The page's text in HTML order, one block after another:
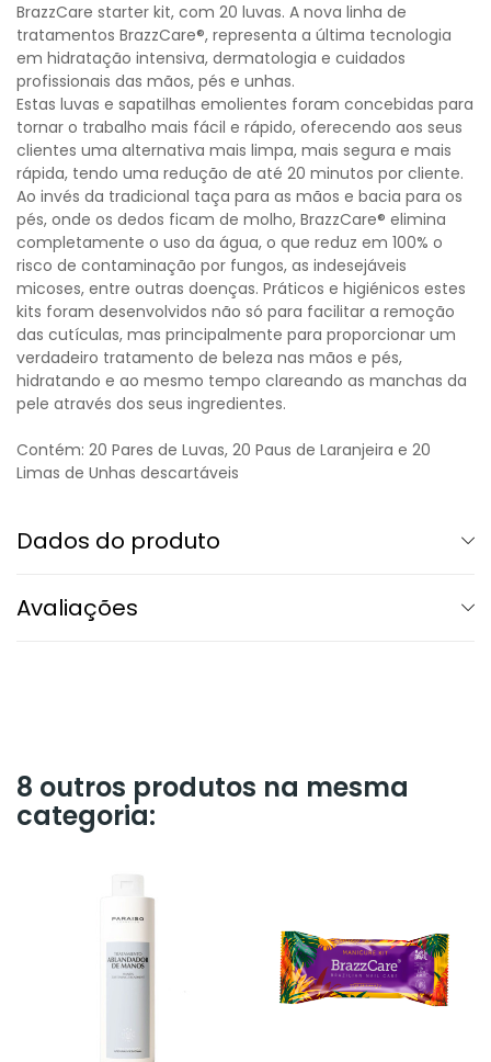
BrazzCare starter kit, com 20 luvas. A nova linha de
tratamentos BrazzCare®, representa a última tecnologia
em hidratação intensiva, dermatologia e cuidados
profissionais das mãos, pés e unhas.
Estas luvas e sapatilhas emolientes foram concebidas para
tornar o trabalho mais fácil e rápido, oferecendo aos seus
clientes uma alternativa mais limpa, mais segura e mais
rápida, tendo uma redução de até 20 minutos por cliente.
Ao invés da tradicional taça para as mãos e bacia para os
pés, onde os dedos ficam de molho, BrazzCare® elimina
completamente o uso da água, o que reduz em 100% o
risco de contaminação por fungos, as indesejáveis
micoses, entre outras doenças. Práticos e higiénicos estes
kits foram desenvolvidos não só para facilitar a remoção
das cutículas, mas principalmente para proporcionar um
verdadeiro tratamento de beleza nas mãos e pés,
hidratando e ao mesmo tempo clareando as manchas da
pele através dos seus ingredientes.
Contém: 20 Pares de Luvas, 20 Paus de Laranjeira e 20
Limas de Unhas descartáveis
Dados do produto
Avaliações
8 outros produtos na mesma
categoria: